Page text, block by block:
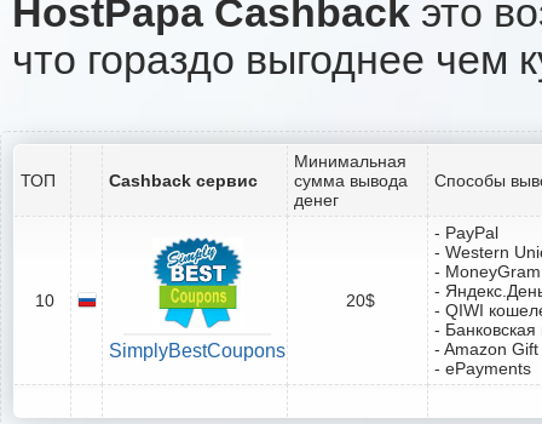
HostPapa Cashback это
что гораздо выгоднее чем
ТОП Cashback сервис
Минимальная
сумма вывода
денег
Способы
10
SimplyBestCoupons
20$
- PayPal
- Western
- MoneyGram
-
- QIWI
-
- Amazon
- ePayments